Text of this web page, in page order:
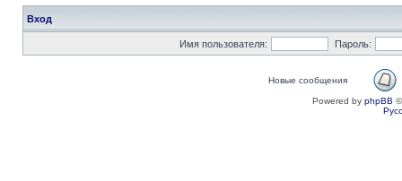
Вход
Имя пользователя: Пароль:
Новые сообщения
Powered by phpBB